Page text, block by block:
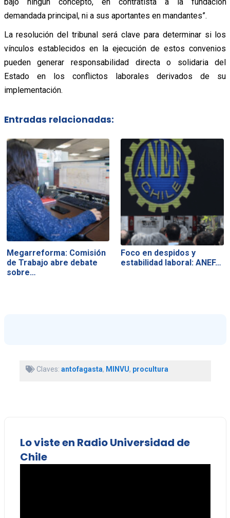
demandada principal, ni a sus aportantes en mandantes”.
La resolución del tribunal será clave para determinar si los
vínculos establecidos en la ejecución de estos convenios
pueden generar responsabilidad directa o solidaria del
Estado en los conflictos laborales derivados de su
implementación.
Entradas relacionadas:
Megarreforma: Comisión
de Trabajo abre debate
sobre…
Foco en despidos y
estabilidad laboral: ANEF…
Claves: antofagasta, MINVU, procultura
Lo viste en Radio Universidad de
Chile